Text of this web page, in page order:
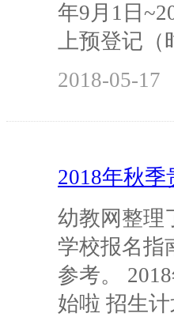
年9月1日
上预登记（
2018-05-17
2018年秋
幼教网整理
学校报名指
参考。
始啦 招生